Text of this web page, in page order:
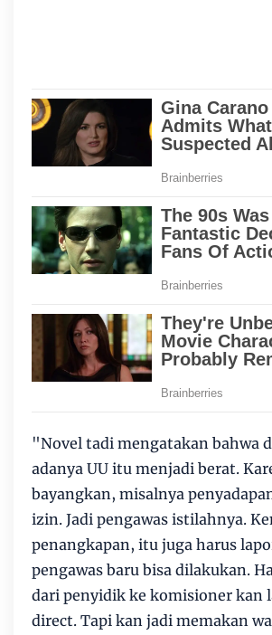
"Novel tadi mengatakan bahwa
adanya UU itu menjadi berat.
bayangkan, misalnya
izin. Jadi pengawas istilahnya.
penangkapan, itu juga harus
pengawas baru bisa dilakukan.
dari penyidik ke komisioner kan
direct. Tapi kan jadi memakan